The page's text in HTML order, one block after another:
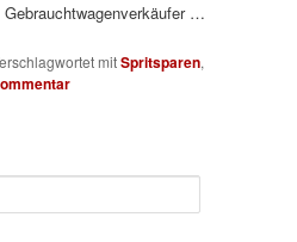
Gebrauchtwagenverkäufer …
mitSpritsparen,